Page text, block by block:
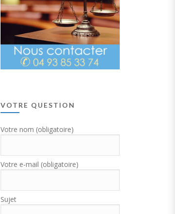
VOTRE QUESTION
Votre nom (obligatoire)
Votre e-mail (obligatoire)
Sujet